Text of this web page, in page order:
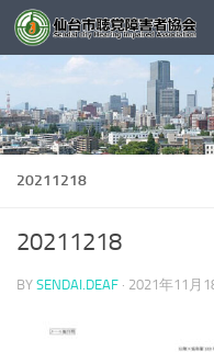
コンテンツへスキップ
20211218
20211218
BY SENDAI.DEAF · 2021年11月